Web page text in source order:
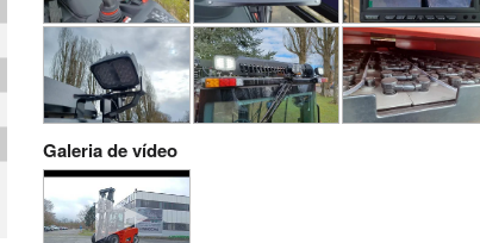
Galeria de vídeo